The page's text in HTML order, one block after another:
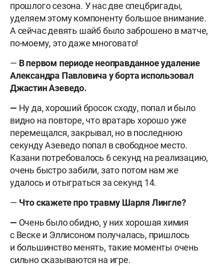
прошлого сезона. У нас две спецбригады,
уделяем этому компоненту большое внимание.
А сейчас девять шайб было заброшено в матче,
по-моему, это даже многовато!
— В первом периоде неоправданное удаление
Александра Павловича у борта использовал
Джастин Азеведо.
— Ну да, хороший бросок сходу, попал и было
видно на повторе, что вратарь хорошо уже
перемещался, закрывал, но в последнюю
секунду Азеведо попал в свободное место.
Казани потребовалось 6 секунд на реализацию,
очень быстро забили, зато потом нам же
удалось и отыграться за секунд 14.
— Что скажете про травму Шарля Лингле?
— Очень было обидно, у них хорошая химия
с Веске и Эллисоном получалась, пришлось
и большинство менять, такие моменты очень
сильно сказываются на игре.